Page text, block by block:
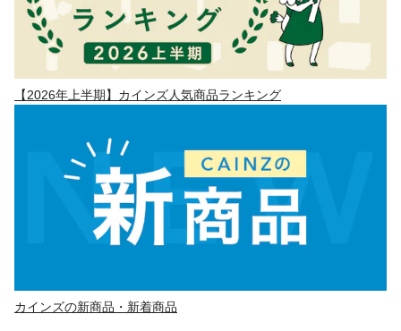
【2026年上半期】カインズ人気商品ランキング
カインズの新商品・新着商品